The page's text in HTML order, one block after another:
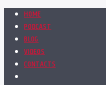
HOME
PODCAST
BLOG
VIDEOS
CONTACTS